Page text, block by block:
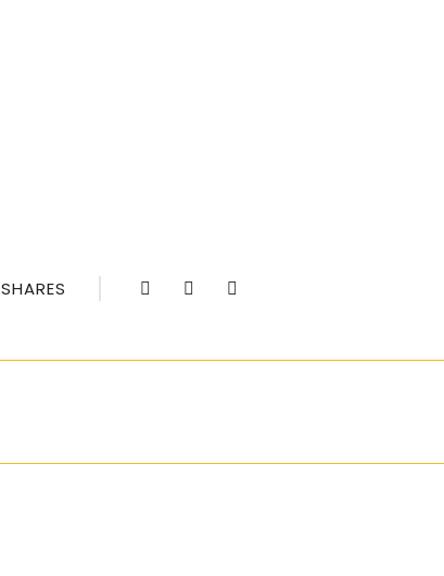
SHARES